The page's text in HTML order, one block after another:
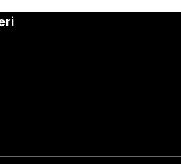
bozuk veya görüntülenemiyor.
bulunuyor.